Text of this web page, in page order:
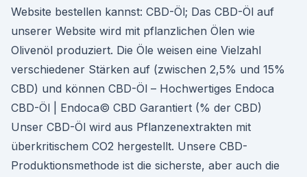
Website bestellen kannst: CBD-Öl; Das CBD-Öl auf
unserer Website wird mit pflanzlichen Ölen wie
Olivenöl produziert. Die Öle weisen eine Vielzahl
verschiedener Stärken auf (zwischen 2,5% und 15%
CBD) und können CBD-Öl – Hochwertiges Endoca
CBD-Öl | Endoca© CBD Garantiert (% der CBD)
Unser CBD-Öl wird aus Pflanzenextrakten mit
überkritischem CO2 hergestellt. Unsere CBD-
Produktionsmethode ist die sicherste, aber auch die